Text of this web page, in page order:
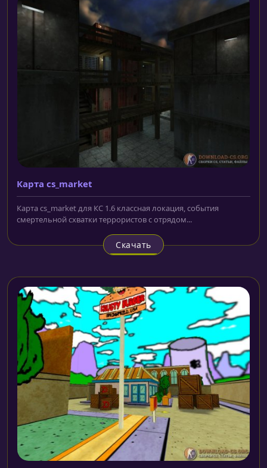
Карта cs_market
Карта cs_market для КС 1.6 классная локация, события
смертельной схватки террористов с отрядом...
Скачать